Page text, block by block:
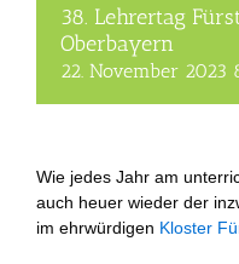
38. Lehrertag
Oberbayern
22. November 2023
Wie jedes Jahr am
auch heuer wieder der
im ehrwürdigen Kloster